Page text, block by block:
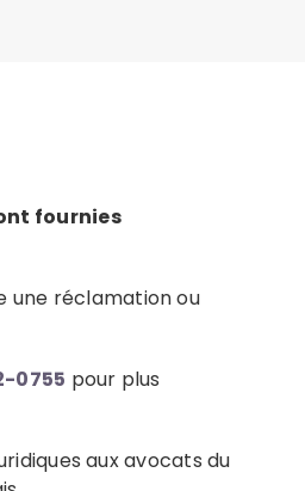
fournies
une réclamation ou
0755 pour plus
aux avocats du